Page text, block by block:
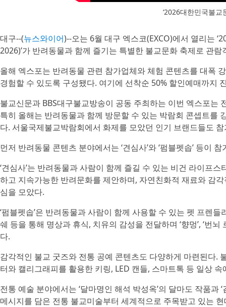
‘2026대한민국불교
대구--(뉴스와이어)--오는 6월 대구 엑스코(EXCO)에서 열리는
2026)’가 반려동물과 함께 즐기는 특별한 불교문화 축제로 관람
올해 엑스포는 반려동물 관련 참가업체와 체험 콘텐츠를 대폭
경험할 수 있도록 구성됐다. 여기에 선착순 50% 할인예매까지
불교신문과 BBS대구불교방송이 공동 주최하는 이번 엑스포
특히 올해는 반려동물과 함께 방문할 수 있는 박람회 콘셉트를
다. 서울국제불교박람회에서 화제를 모았던 인기 브랜드들도
먼저 반려동물 콘텐츠 분야에서는 ‘견심사’와 ‘펌블펫솝’ 등이
‘견심사’는 반려동물과 사람이 함께 즐길 수 있는 비건 라이프
하고 지속가능한 반려문화를 제안하며, 자연친화적 재료와 감
심을 모았다.
‘펌블펫솝’은 반려동물과 사람이 함께 사용할 수 있는 펫 프렌
쉐 등을 통해 명상과 휴식, 치유의 감성을 전달하며 ‘향멍’, ‘번
다.
감각적인 불교 굿즈와 전통 공예 콘텐츠도 다양하게 마련된다.
터와 캘리그래피를 활용한 키링, LED 캔들, 스마트톡 등 일상
전통 예술 분야에서는 ‘달마명인 해석 박성옥’의 달마도 작품
메시지를 담은 전통 불교미술부터 세계적으로 주목받고 있는